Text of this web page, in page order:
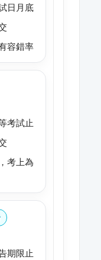
日月底
容錯率
考試止
考上為
期限止